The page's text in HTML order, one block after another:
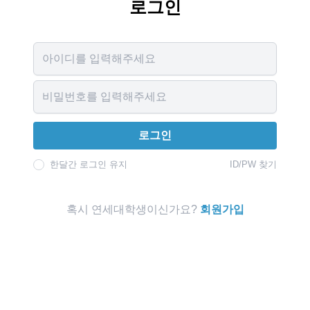
로그인
로그인
한달간 로그인 유지 ID/PW 찾기
혹시 연세대학생이신가요? 회원가입